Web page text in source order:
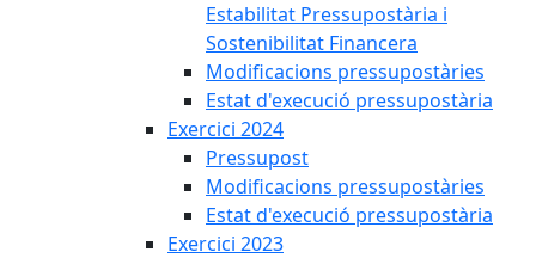
Estabilitat Pressupostària i
Sostenibilitat Financera
Modificacions pressupostàries
Estat d'execució pressupostària
Exercici 2024
Pressupost
Modificacions pressupostàries
Estat d'execució pressupostària
Exercici 2023